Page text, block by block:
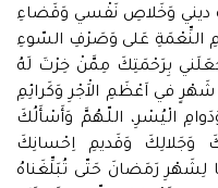
ديني وَخَلاصِ نَفْسي وَقَضاءِ
النِّعْمَةِ عَلى وَصَرْفِ السّوءِ
بِرَحْمَتِكَ مِمَّنْ خِرْتَ لَهُ
شَهْرٍ في اَعْظَمِ الاَْجْرِ وَكَرائِمِ
الْيُسْرِ، اللّـهُمَّ وَأَسْأَلُكَ
وَجَلالِكَ وَقَديمِ اِحْسانِكَ
لِشَهْرِ رَمَضانَ حَتّى تُبَلِّغَناهُ